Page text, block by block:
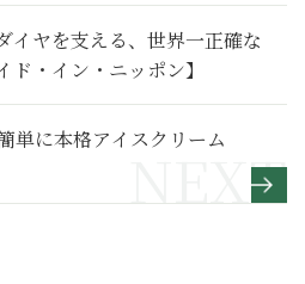
イヤを支える、世界一正確な
・イン・ニッポン】
単に本格アイスクリーム